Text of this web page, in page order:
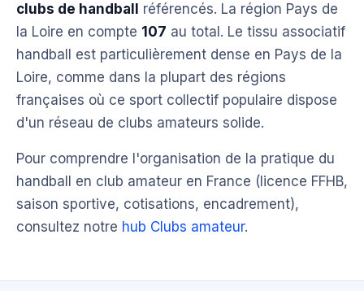
clubs de handball
référencés. La région Pays de
la Loire en compte 107 au total. Le tissu associatif
handball est particulièrement dense en Pays de la
Loire, comme dans la plupart des régions
françaises où ce sport collectif populaire dispose
d'un réseau de clubs amateurs solide.
Pour comprendre l'organisation de la pratique du
handball en club amateur en France (licence FFHB,
saison sportive, cotisations, encadrement),
consultez notre hub Clubs amateur.